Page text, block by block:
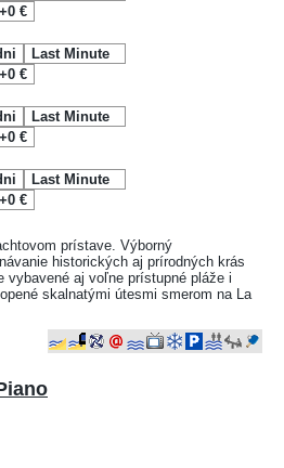
+0 €
Last Minute
+0 €
Last Minute
+0 €
Last Minute
+0 €
prístave. Výborný
historických aj prírodných krás
vybavené aj voľne prístupné pláže i
skalnatými útesmi smerom na La